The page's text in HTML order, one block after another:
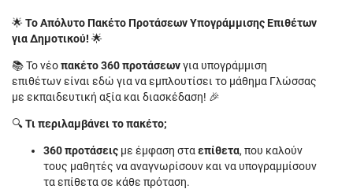
🌟 Το Απόλυτο Πακέτο Προτάσεων Υπογράμμισης Επιθέτων
για Δημοτικού! 🌟
📚 Το νέοπακέτο 360 προτάσεωνγια υπογράμμιση
επιθέτων είναι εδώ για να εμπλουτίσει το μάθημα Γλώσσας
με εκπαιδευτική αξία και διασκέδαση! 🎉
🔍Τι περιλαμβάνει το πακέτο;
360 προτάσεις με έμφαση σταεπίθετα, που καλούν
τους μαθητές να αναγνωρίσουν και να υπογραμμίσουν
τα επίθετα σε κάθε πρόταση.